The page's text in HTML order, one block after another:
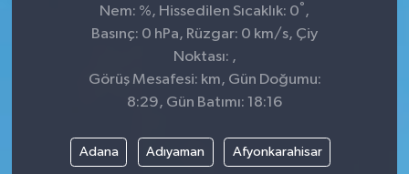
Nem: %, Hissedilen Sıcaklık: 0°,
Basınç: 0 hPa, Rüzgar: 0 km/s, Çiy
Noktası: ,
Görüş Mesafesi: km, Gün Doğumu:
8:29, Gün Batımı: 18:16
Adana Adıyaman Afyonkarahisar